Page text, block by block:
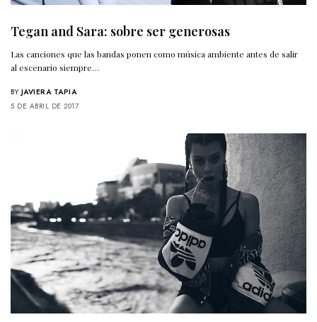
Tegan and Sara: sobre ser generosas
Las canciones que las bandas ponen como música ambiente antes de salir
al escenario siempre…
BY JAVIERA TAPIA
5 DE ABRIL DE 2017